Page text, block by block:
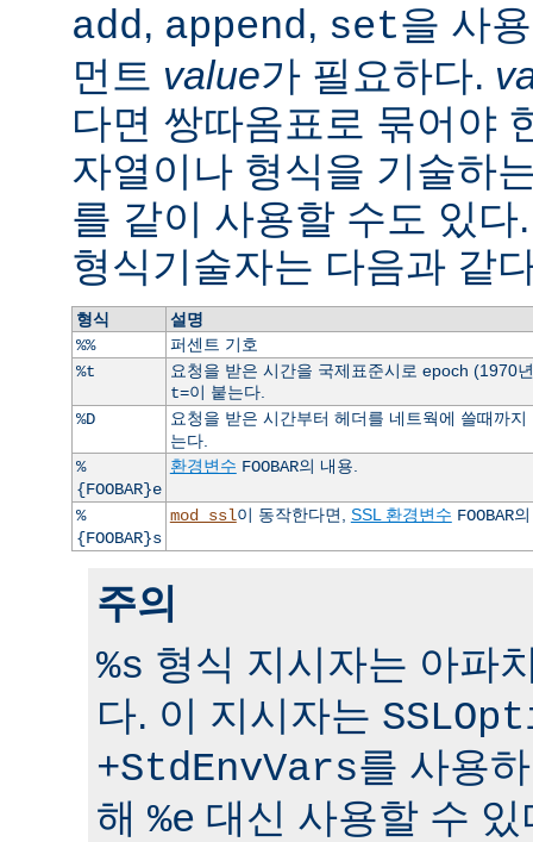
add, append, set을 사
먼트 value가 필요하다.
다면 쌍따옴표로 묶어야
자열이나 형식을 기술하
를 같이 사용할 수도 있
형식기술자는 다음과 같
형식
설명
%%
퍼센트 기호
%t
요청을 받은 시간을 국제표준시로 epoch (1970
t=이 붙는다.
%D
요청을 받은 시간부터 헤더를 네트웍에 쓸때까
는다.
%
{FOOBAR}e
환경변수 FOOBAR의 내용.
%
{FOOBAR}s
mod_ssl이 동작한다면, SSL 환경변수 FOOBAR
주의
%s 형식 지시자는 아파
다. 이 지시자는
+StdEnvVars를 사용
해 %e 대신 사용할 수